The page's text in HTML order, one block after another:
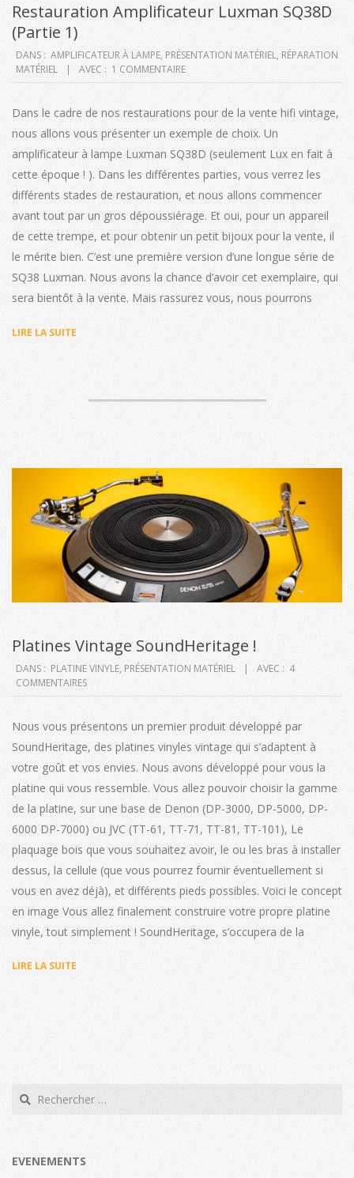
Restauration Amplificateur Luxman SQ38D
(Partie 1)
2020-
10-
DANS : AMPLIFICATEUR À LAMPE, PRÉSENTATION MATÉRIEL, RÉPARATION
MATÉRIEL
AVEC : 1 COMMENTAIRE
Dans le cadre de nos restaurations pour de la vente hifi vintage,
nous allons vous présenter un exemple de choix. Un
amplificateur à lampe Luxman SQ38D (seulement Lux en fait à
cette époque ! ). Dans les différentes parties, vous verrez les
différents stades de restauration, et nous allons commencer
avant tout par un gros dépoussiérage. Et oui, pour un appareil
de cette trempe, et pour obtenir un petit bijoux pour la vente, il
le mérite bien. C’est une première version d’une longue série de
SQ38 Luxman. Nous avons la chance d’avoir cet exemplaire, qui
sera bientôt à la vente. Mais rassurez vous, nous pourrons
LIRE LA SUITE
Platines Vintage SoundHeritage !
2019-
07-
DANS : PLATINE VINYLE, PRÉSENTATION MATÉRIEL AVEC : 4
COMMENTAIRES
Nous vous présentons un premier produit développé par
SoundHeritage, des platines vinyles vintage qui s’adaptent à
votre goût et vos envies. Nous avons développé pour vous la
platine qui vous ressemble. Vous allez pouvoir choisir la gamme
de la platine, sur une base de Denon (DP-3000, DP-5000, DP-
6000 DP-7000) ou JVC (TT-61, TT-71, TT-81, TT-101), Le
plaquage bois que vous souhaitez avoir, le ou les bras à installer
dessus, la cellule (que vous pourrez fournir éventuellement si
vous en avez déjà), et différents pieds possibles. Voici le concept
en image Vous allez finalement construire votre propre platine
vinyle, tout simplement ! SoundHeritage, s’occupera de la
LIRE LA SUITE
Search
EVENEMENTS